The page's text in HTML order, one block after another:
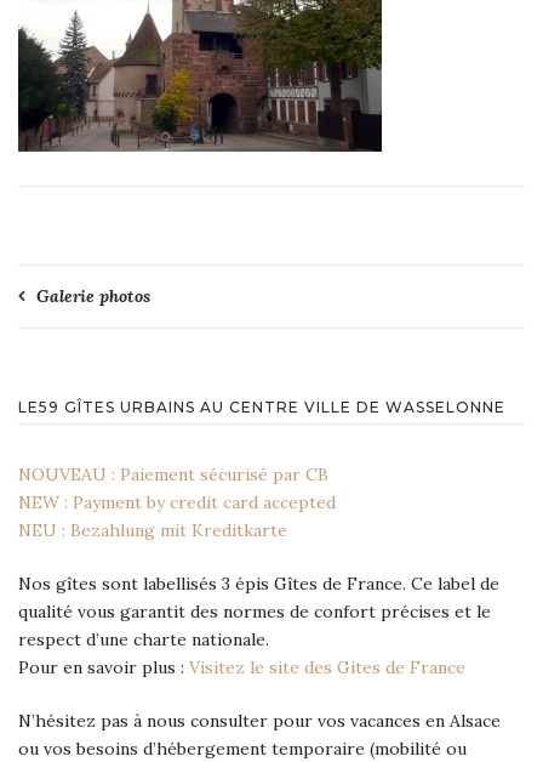
Navigation
Galerie photos
LE59 GÎTES URBAINS AU CENTRE VILLE DE WASSELONNE
NOUVEAU : Paiement sécurisé par CB
NEW : Payment by credit card accepted
NEU : Bezahlung mit Kreditkarte
Nos gîtes sont labellisés 3 épis Gîtes de France. Ce label de
qualité vous garantit des normes de confort précises et le
respect d’une charte nationale.
Pour en savoir plus : Visitez le site des Gites de France
N’hésitez pas à nous consulter pour vos vacances en Alsace
ou vos besoins d’hébergement temporaire (mobilité ou